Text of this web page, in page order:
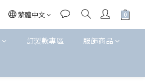
繁體中文
訂製款專區 服飾商品